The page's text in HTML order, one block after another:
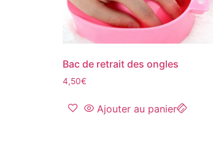
Bac de retrait des ongles
4,50€
Ajouter au panier